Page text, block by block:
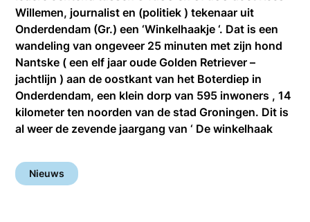
Willemen, journalist en (politiek ) tekenaar uit
Onderdendam (Gr.) een ‘Winkelhaakje ‘. Dat is een
wandeling van ongeveer 25 minuten met zijn hond
Nantske ( een elf jaar oude Golden Retriever –
jachtlijn ) aan de oostkant van het Boterdiep in
Onderdendam, een klein dorp van 595 inwoners , 14
kilometer ten noorden van de stad Groningen. Dit is
al weer de zevende jaargang van ‘ De winkelhaak
Nieuws